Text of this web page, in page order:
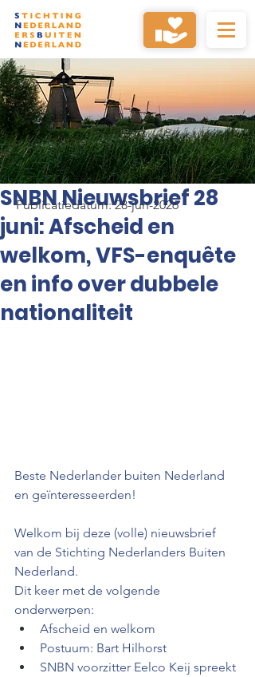
SNBN Nieuwsbrief 28
juni: Afscheid en
welkom, VFS-enquête
en info over dubbele
nationaliteit
Beste Nederlander buiten Nederland
en geïnteresseerden!
Welkom bij deze (volle) nieuwsbrief
van de Stichting Nederlanders Buiten
Nederland.
Dit keer met de volgende
onderwerpen:
Afscheid en welkom
Postuum: Bart Hilhorst
SNBN voorzitter Eelco Keij spreekt
Publicatiedatum: 28-jun-2026